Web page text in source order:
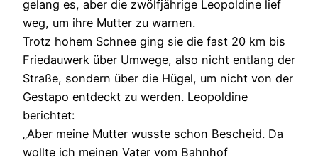
gelang es, aber die zwölfjährige Leopoldine lief
weg, um ihre Mutter zu warnen.
Trotz hohem Schnee ging sie die fast 20 km bis
Friedauwerk über Umwege, also nicht entlang der
Straße, sondern über die Hügel, um nicht von der
Gestapo entdeckt zu werden. Leopoldine
berichtet:
„Aber meine Mutter wusste schon Bescheid. Da
wollte ich meinen Vater vom Bahnhof